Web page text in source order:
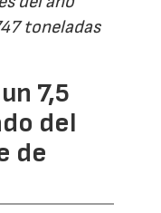
toneladas
7,5
del
de